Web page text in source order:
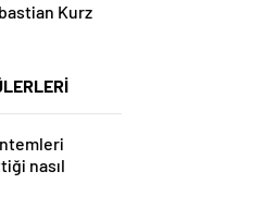
Kurz
nasıl